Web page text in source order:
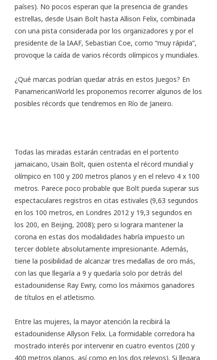
países). No pocos esperan que la presencia de grandes
estrellas, desde Usain Bolt hasta Allison Felix, combinada
con una pista considerada por los organizadores y por el
presidente de la IAAF, Sebastian Coe, como “muy rápida”,
provoque la caída de varios récords olímpicos y mundiales.
¿Qué marcas podrían quedar atrás en estos Juegos? En
PanamericanWorld les proponemos recorrer algunos de los
posibles récords que tendremos en Río de Janeiro.
Todas las miradas estarán centradas en el portento
jamaicano, Usain Bolt, quien ostenta el récord mundial y
olímpico en 100 y 200 metros planos y en el relevo 4 x 100
metros. Parece poco probable que Bolt pueda superar sus
espectaculares registros en citas estivales (9,63 segundos
en los 100 metros, en Londres 2012 y 19,3 segundos en
los 200, en Beijing, 2008); pero si lograra mantener la
corona en estas dos modalidades habría impuesto un
tercer doblete absolutamente impresionante. Además,
tiene la posibilidad de alcanzar tres medallas de oro más,
con las que llegaría a 9 y quedaría solo por detrás del
estadounidense Ray Ewry, como los máximos ganadores
de títulos en el atletismo.
Entre las mujeres, la mayor atención la recibirá la
estadounidense Allyson Felix. La formidable corredora ha
mostrado interés por intervenir en cuatro eventos (200 y
400 metros planos, así como en los dos relevos). Si llegara